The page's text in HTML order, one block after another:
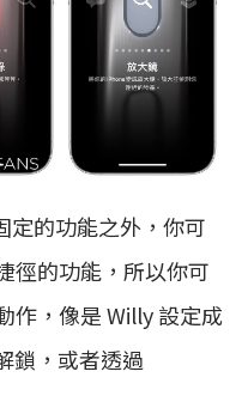
定的功能之外，你可
徑的功能，所以你可
作，像是 Willy 設定成
鎖，或者透過